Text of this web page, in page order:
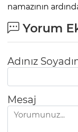
namazının
Yorum
Adınız
Mesaj